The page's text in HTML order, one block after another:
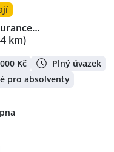
km)
Kč
Plný úvazek
pro absolventy